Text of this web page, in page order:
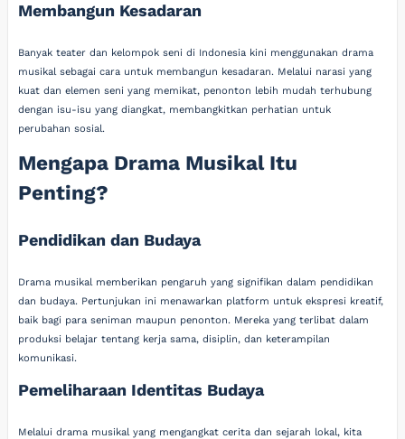
Membangun Kesadaran
Banyak teater dan kelompok seni di Indonesia kini menggunakan drama
musikal sebagai cara untuk membangun kesadaran. Melalui narasi yang
kuat dan elemen seni yang memikat, penonton lebih mudah terhubung
dengan isu-isu yang diangkat, membangkitkan perhatian untuk
perubahan sosial.
Mengapa Drama Musikal Itu
Penting?
Pendidikan dan Budaya
Drama musikal memberikan pengaruh yang signifikan dalam pendidikan
dan budaya. Pertunjukan ini menawarkan platform untuk ekspresi kreatif,
baik bagi para seniman maupun penonton. Mereka yang terlibat dalam
produksi belajar tentang kerja sama, disiplin, dan keterampilan
komunikasi.
Pemeliharaan Identitas Budaya
Melalui drama musikal yang mengangkat cerita dan sejarah lokal, kita